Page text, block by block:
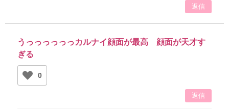
返信
うっっっっっっカルナイ顔面が最高 顔面が天才す
ぎる
0
返信